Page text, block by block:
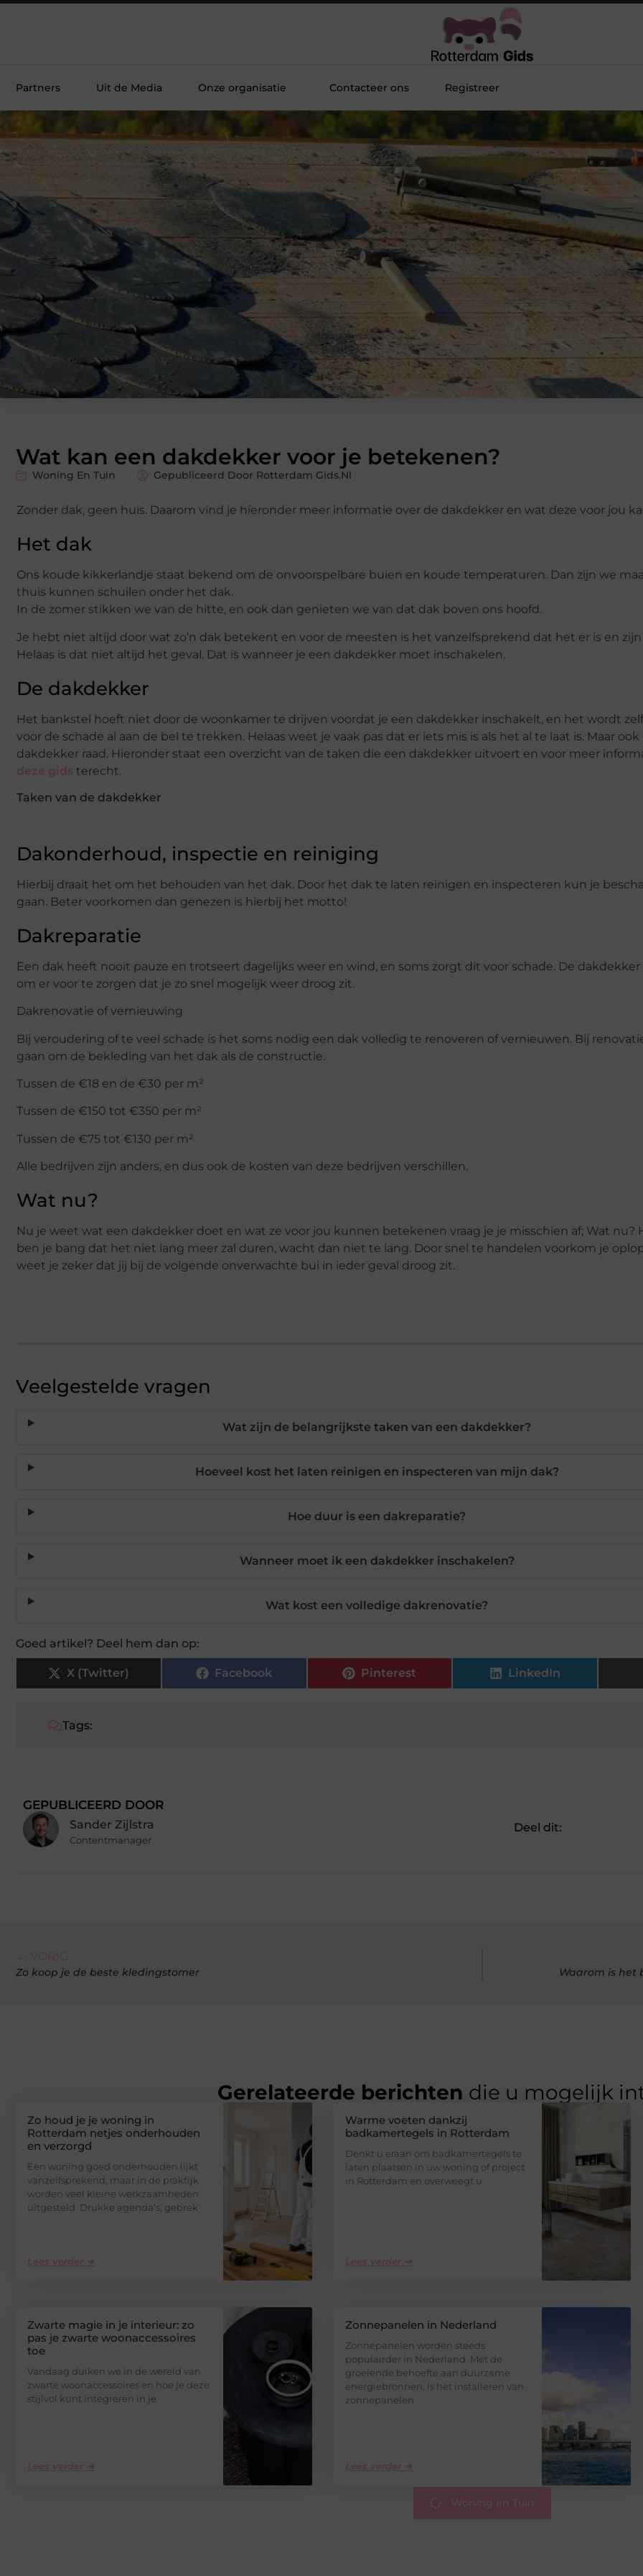
Partners Uit de Media Onze organisatie Contacteer ons Registreer
Wat kan een dakdekker voor je betekenen?
Woning En Tuin Gepubliceerd Door Rotterdam Gids.nl
Zonder dak, geen huis. Daarom vind je hieronder meer informatie over de dakdekker en wat deze voor jou
Het dak
Ons koude kikkerlandje staat bekend om de onvoorspelbare buien en koude temperaturen. Dan zijn we
thuis kunnen schuilen onder het dak.
In de zomer stikken we van de hitte, en ook dan genieten we van dat dak boven ons hoofd.
Je hebt niet altijd door wat zo’n dak betekent en voor de meesten is het vanzelfsprekend dat het er is en
Helaas is dat niet altijd het geval. Dat is wanneer je een dakdekker moet inschakelen.
De dakdekker
Het bankstel hoeft niet door de woonkamer te drijven voordat je een dakdekker inschakelt, en het wordt
voor de schade al aan de bel te trekken. Helaas weet je vaak pas dat er iets mis is als het al te laat is. Maar
dakdekker raad. Hieronder staat een overzicht van de taken die een dakdekker uitvoert en voor meer
deze gids terecht.
Taken van de dakdekker
Dakonderhoud, inspectie en reiniging
Hierbij draait het om het behouden van het dak. Door het dak te laten reinigen en inspecteren kun je
gaan. Beter voorkomen dan genezen is hierbij het motto!
Dakreparatie
Een dak heeft nooit pauze en trotseert dagelijks weer en wind, en soms zorgt dit voor schade. De
om er voor te zorgen dat je zo snel mogelijk weer droog zit.
Dakrenovatie of vernieuwing
Bij veroudering of te veel schade is het soms nodig een dak volledig te renoveren of vernieuwen. Bij
gaan om de bekleding van het dak als de constructie.
Tussen de €18 en de €30 per m²
Tussen de €150 tot €350 per m²
Tussen de €75 tot €130 per m²
Alle bedrijven zijn anders, en dus ook de kosten van deze bedrijven verschillen.
Wat nu?
Nu je weet wat een dakdekker doet en wat ze voor jou kunnen betekenen vraag je je misschien af; Wat nu?
ben je bang dat het niet lang meer zal duren, wacht dan niet te lang. Door snel te handelen voorkom je
weet je zeker dat jij bij de volgende onverwachte bui in ieder geval droog zit.
Veelgestelde vragen
Wat zijn de belangrijkste taken van een dakdekker?
Hoeveel kost het laten reinigen en inspecteren van mijn dak?
Hoe duur is een dakreparatie?
Wanneer moet ik een dakdekker inschakelen?
Wat kost een volledige dakrenovatie?
Goed artikel? Deel hem dan op:
X (Twitter) Facebook Pinterest LinkedIn
Tags:
GEPUBLICEERD DOOR
Sander Zijlstra
Contentmanager
Deel dit:
← VORIG
Zo koop je de beste kledingstomer Waarom is het
Gerelateerde berichten die u mogelijk
Zo houd je je woning in
Rotterdam netjes onderhouden
en verzorgd
Een woning goed onderhouden lijkt
vanzelfsprekend, maar in de praktijk
worden veel kleine werkzaamheden
uitgesteld. Drukke agenda’s, gebrek
Lees verder ➜
Warme voeten dankzij
badkamertegels in Rotterdam
Denkt u eraan om badkamertegels te
laten plaatsen in uw woning of project
in Rotterdam en overweegt u
Lees verder ➜
Zwarte magie in je interieur: zo
pas je zwarte woonaccessoires
toe
Vandaag duiken we in de wereld van
zwarte woonaccessoires en hoe je deze
stijlvol kunt integreren in je
Lees verder ➜
Zonnepanelen in Nederland
Zonnepanelen worden steeds
populairder in Nederland. Met de
groeiende behoefte aan duurzame
energiebronnen, is het installeren van
zonnepanelen
Lees verder ➜
Woning en Tuin